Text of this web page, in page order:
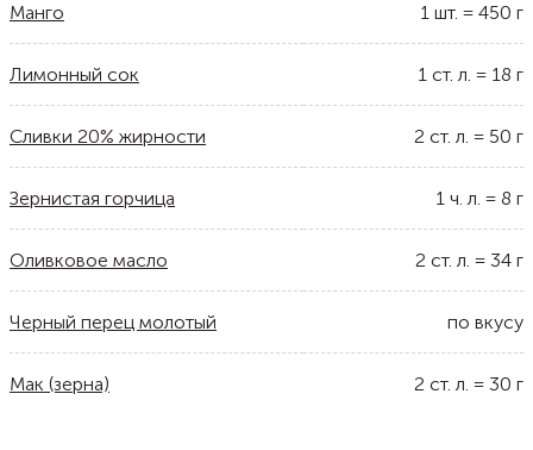
Манго 1 шт. = 450 г
Лимонный сок 1 ст. л. = 18 г
Сливки 20% жирности 2 ст. л. = 50 г
Зернистая горчица 1 ч. л. = 8 г
Оливковое масло 2 ст. л. = 34 г
Черный перец молотый по вкусу
Мак (зерна) 2 ст. л. = 30 г